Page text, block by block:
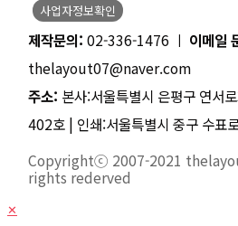
사업자정보확인
제작문의: 02-336-1476 ㅣ 이메일
thelayout07@naver.com
주소: 본사:서울특별시 은평구 연서
402호 | 인쇄:서울특별시 중구 수표
Copyrightⓒ 2007-2021
rights rederved
✕